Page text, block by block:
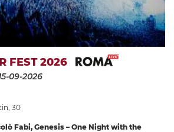
FEST 2026
09-2026
30
Fabi, Genesis – One Night with the